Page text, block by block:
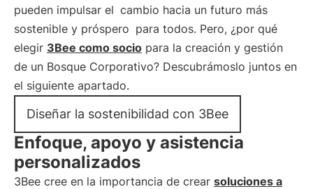
pueden impulsar el cambio hacia un futuro más
sostenible y próspero para todos. Pero, ¿por qué
elegir 3Bee como socio para la creación y gestión
de un Bosque Corporativo? Descubrámoslo juntos en
el siguiente apartado.
Diseñar la sostenibilidad con 3Bee
Enfoque, apoyo y asistencia
personalizados
3Bee cree en la importancia de crear soluciones a